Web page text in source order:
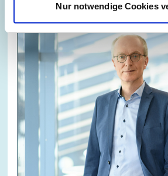
Nur notwendige Cookies
Bild
in
vergrößerter
Ansicht